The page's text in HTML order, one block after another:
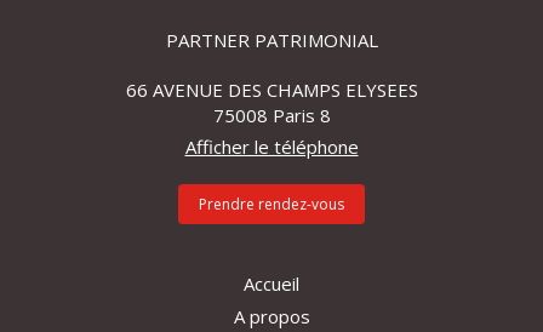
PARTNER PATRIMONIAL
66 AVENUE DES CHAMPS ELYSEES
75008 Paris 8
Afficher le téléphone
Prendre rendez-vous
Accueil
A propos